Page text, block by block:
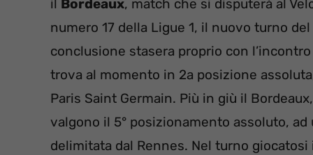
il Bordeaux, match che si disputerà al
numero 17 della Ligue 1, il nuovo turno
conclusione stasera proprio con
trova al momento in 2a posizione
Paris Saint Germain. Più in giù il
valgono il 5° posizionamento assoluto,
delimitata dal Rennes. Nel turno